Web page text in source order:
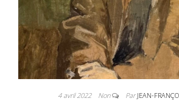
4 avril 2022 Non ParJEAN-